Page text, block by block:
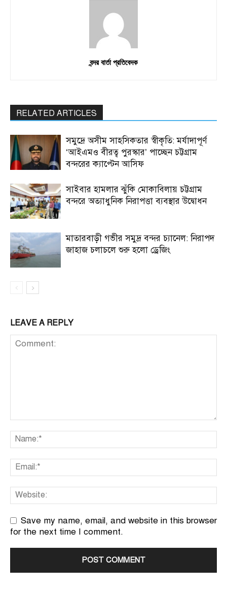
বন্দর বার্তা প্রতিবেদক
RELATED ARTICLES
সমুদ্রে অসীম সাহসিকতার স্বীকৃতি: মর্যাদাপূর্ণ
‘আইএমও বীরত্ব পুরস্কার’ পাচ্ছেন চট্টগ্রাম
বন্দরের ক্যাপ্টেন আসিফ
সাইবার হামলার ঝুঁকি মোকাবিলায় চট্টগ্রাম
বন্দরে অত্যাধুনিক নিরাপত্তা ব্যবস্থার উদ্বোধন
মাতারবাড়ী গভীর সমুদ্র বন্দর চ্যানেল: নিরাপদ
জাহাজ চলাচলে শুরু হলো ড্রেজিং
LEAVE A REPLY
Save my name, email, and website in this browser
for the next time I comment.